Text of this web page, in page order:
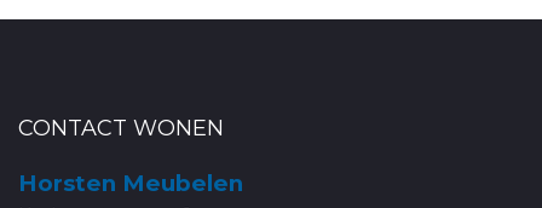
CONTACT WONEN
Horsten Meubelen